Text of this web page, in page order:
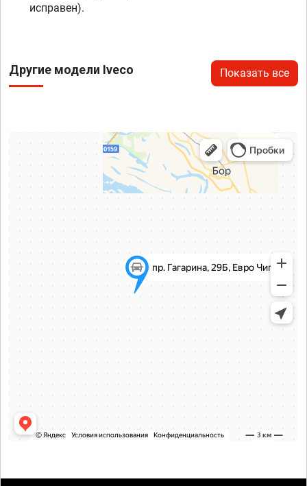
исправен).
Другие модели Iveco Показать все